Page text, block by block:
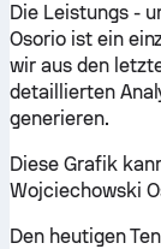
Die Leistungs -
Osorio ist ein
wir aus den
detaillierten
generieren.
Diese Grafik
Wojciechowski
Den heutigen